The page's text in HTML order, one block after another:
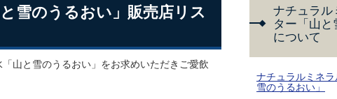
雪のうるおい」販売店リス
山と雪のうるおい」をお求めいただきご愛飲
ナチュラル
ター「山と
について
ナチュラルミネ
雪のうるおい」